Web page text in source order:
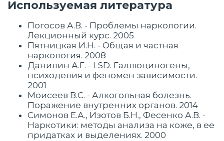
Используемая литература
Погосов А.В. - Проблемы наркологии.
Лекционный курс. 2005
Пятницкая И.Н. - Общая и частная
наркология. 2008
Данилин А.Г. - LSD. Галлюциногены,
психоделия и феномен зависимости.
2001
Моисеев В.С. - Алкогольная болезнь.
Поражение внутренних органов. 2014
Симонов Е.А., Изотов Б.Н., Фесенко А.В. -
Наркотики: методы анализа на коже, в ее
придатках и выделениях. 2000